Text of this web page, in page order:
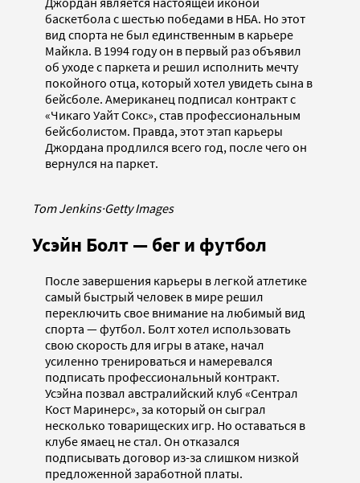
баскетбола с шестью победами в НБА. Но этот
вид спорта не был единственным в карьере
Майкла. В 1994 году он в первый раз объявил
об уходе с паркета и решил исполнить мечту
покойного отца, который хотел увидеть сына в
бейсболе. Американец подписал контракт с
«Чикаго Уайт Сокс», став профессиональным
бейсболистом. Правда, этот этап карьеры
Джордана продлился всего год, после чего он
вернулся на паркет.
Tom Jenkins·Getty Images
Усэйн Болт — бег и футбол
После завершения карьеры в легкой атлетике
самый быстрый человек в мире решил
переключить свое внимание на любимый вид
спорта — футбол. Болт хотел использовать
свою скорость для игры в атаке, начал
усиленно тренироваться и намеревался
подписать профессиональный контракт.
Усэйна позвал австралийский клуб «Сентрал
Кост Маринерс», за который он сыграл
несколько товарищеских игр. Но оставаться в
клубе ямаец не стал. Он отказался
подписывать договор из-за слишком низкой
предложенной заработной платы.